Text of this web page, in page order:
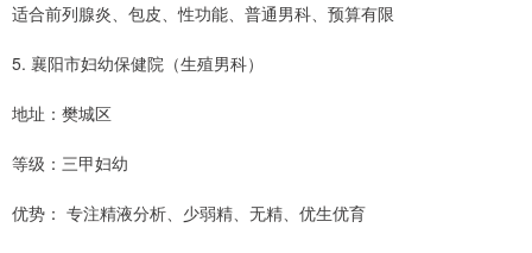
适合前列腺炎、包皮、性功能、普通男科、预算有限
5. 襄阳市妇幼保健院（生殖男科）
地址：樊城区
等级：三甲妇幼
优势： 专注精液分析、少弱精、无精、优生优育